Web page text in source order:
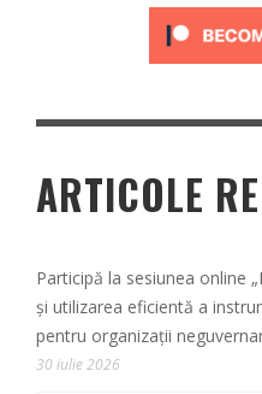
ARTICOLE
Participă la sesiunea online
și utilizarea eficientă a
pentru organizații
30 iulie 2026